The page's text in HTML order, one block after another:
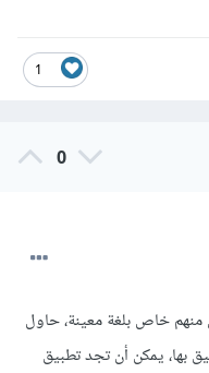
1
0
منهم خاص بلغة معينة، حاول
بها، يمكن أن تجد تطبيق